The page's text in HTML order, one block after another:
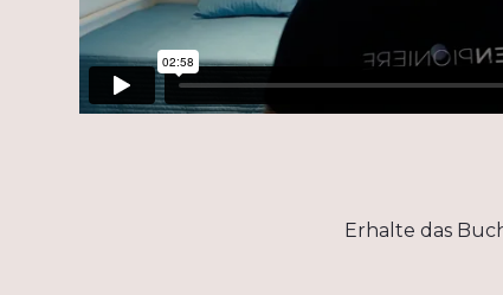
Erhalte das